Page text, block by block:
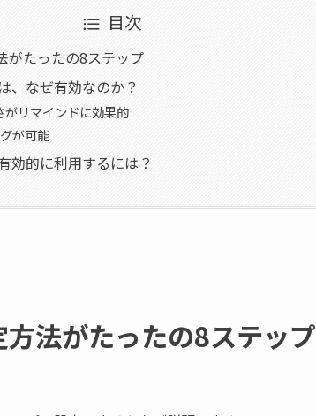
目次
がたったの8ステップ
、なぜ有効なのか？
リマインドに効果的
が可能
効的に利用するには？
法がたったの8ステップ